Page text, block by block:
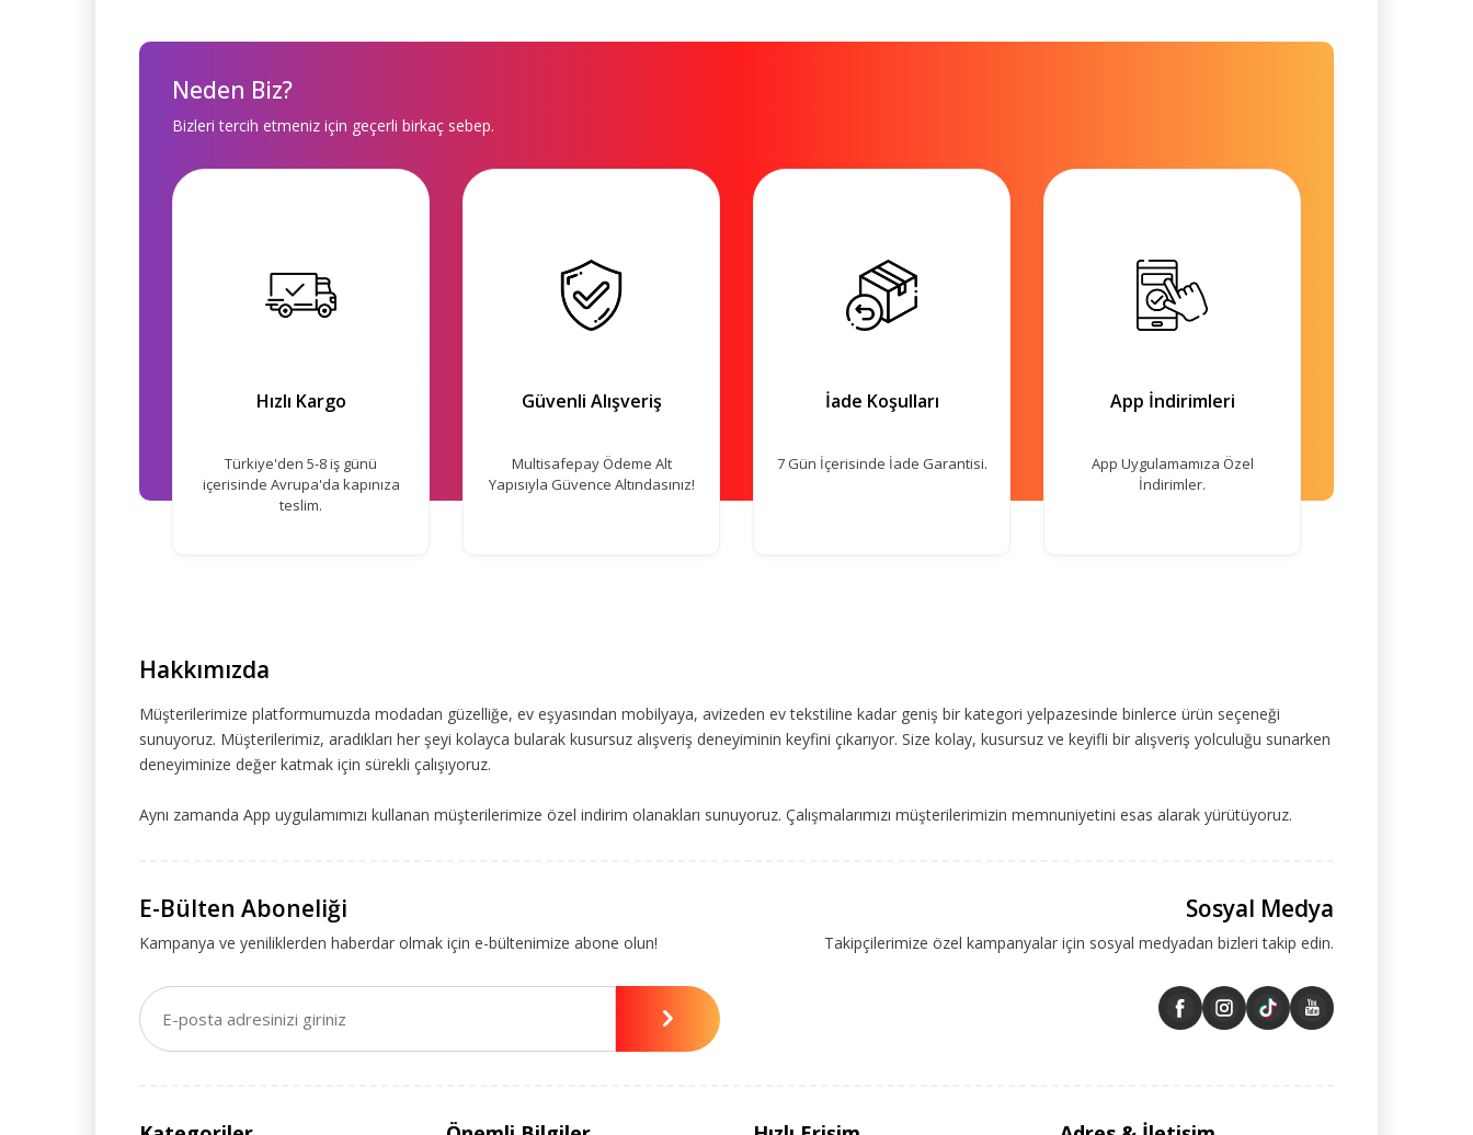
Neden Biz?
Bizleri tercih etmeniz için geçerli birkaç sebep.
Hızlı Kargo
Türkiye'den 5-8 iş günü
içerisinde Avrupa'da kapınıza
teslim.
Güvenli Alışveriş
Multisafepay Ödeme Alt
Yapısıyla Güvence Altındasınız!
İade Koşulları
7 Gün İçerisinde İade Garantisi.
App İndirimleri
App Uygulamamıza Özel
İndirimler.
Hakkımızda
Müşterilerimize platformumuzda modadan güzelliğe, ev eşyasından mobilyaya, avizeden ev tekstiline kadar geniş bir kategori yelpazesinde binlerce ürün seçeneği
sunuyoruz. Müşterilerimiz, aradıkları her şeyi kolayca bularak kusursuz alışveriş deneyiminin keyfini çıkarıyor. Size kolay, kusursuz ve keyifli bir alışveriş yolculuğu sunarken
deneyiminize değer katmak için sürekli çalışıyoruz.
Aynı zamanda App uygulamımızı kullanan müşterilerimize özel indirim olanakları sunuyoruz. Çalışmalarımızı müşterilerimizin memnuniyetini esas alarak yürütüyoruz.
E-Bülten Aboneliği
Kampanya ve yeniliklerden haberdar olmak için e-bültenimize abone olun!
Sosyal Medya
Takipçilerimize özel kampanyalar için sosyal medyadan bizleri takip edin.